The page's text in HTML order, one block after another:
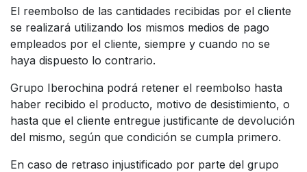
El reembolso de las cantidades recibidas por el cliente
se realizará utilizando los mismos medios de pago
empleados por el cliente, siempre y cuando no se
haya dispuesto lo contrario.
Grupo Iberochina podrá retener el reembolso hasta
haber recibido el producto, motivo de desistimiento, o
hasta que el cliente entregue justificante de devolución
del mismo, según que condición se cumpla primero.
En caso de retraso injustificado por parte del grupo